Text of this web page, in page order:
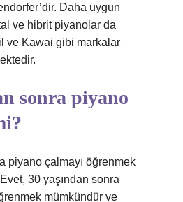
Daha uygun
ve hibrit piyanolar da
ve Kawai gibi markalar
sonra piyano
piyano çalmayı öğrenmek
30 yaşından sonra
mümkündür ve